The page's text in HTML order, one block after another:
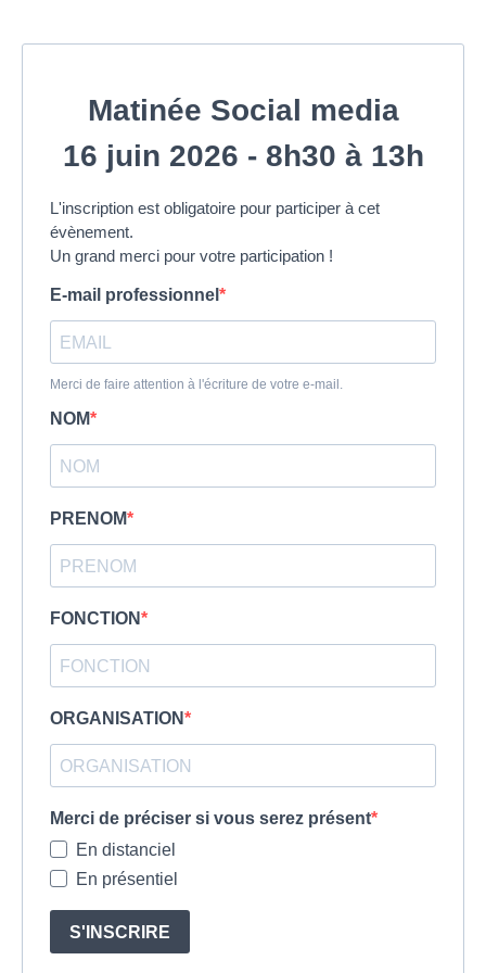
Matinée Social media
16 juin 2026 - 8h30 à 13h
L'inscription est obligatoire pour participer à cet
évènement.
Un grand merci pour votre participation !
E-mail professionnel
Merci de faire attention à l'écriture de votre e-mail.
NOM
PRENOM
FONCTION
ORGANISATION
Merci de préciser si vous serez présent
En distanciel
En présentiel
S'INSCRIRE